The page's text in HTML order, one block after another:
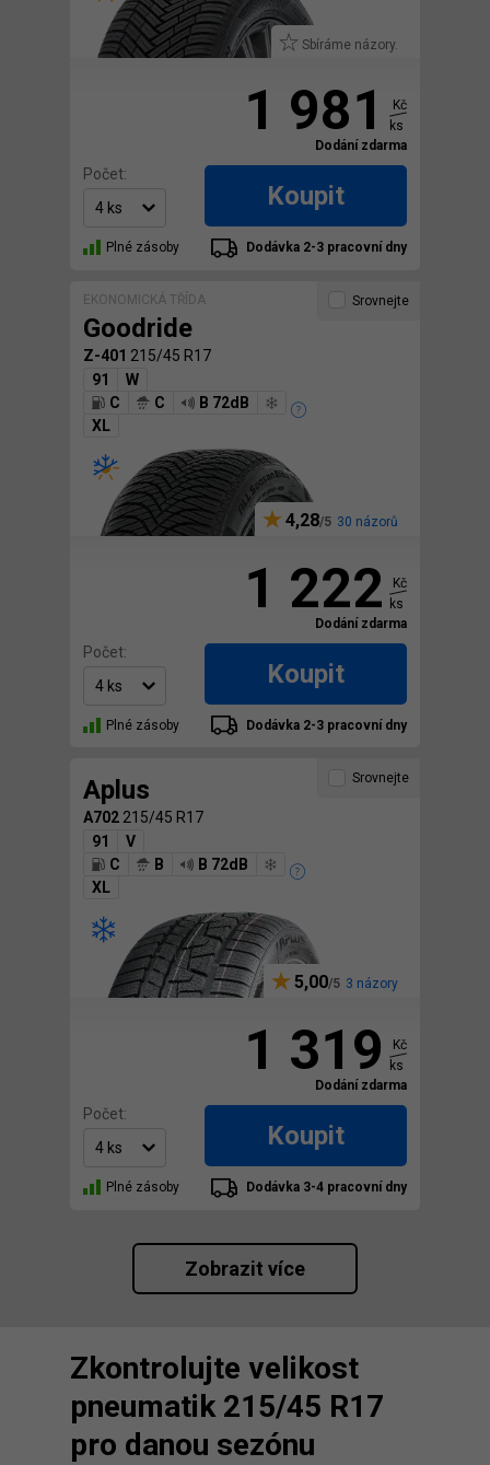
Sbíráme názory.
1 981
Kč
ks
Dodání zdarma
Počet:
Koupit
Plné zásoby Dodávka 2-3 pracovní dny
EKONOMICKÁ TŘÍDA
Goodride
Z-401 215/45 R17
91
W
C
C
B 72dB
XL
4,28 30 názorů
Srovnejte
1 222
Kč
ks
Dodání zdarma
Počet:
Koupit
Plné zásoby Dodávka 2-3 pracovní dny
Aplus
A702 215/45 R17
91
V
C
B
B 72dB
XL
5,00 3 názory
Srovnejte
1 319
Kč
ks
Dodání zdarma
Počet:
Koupit
Plné zásoby Dodávka 3-4 pracovní dny
Zobrazit více
Zkontrolujte velikost
pneumatik 215/45 R17
pro danou sezónu